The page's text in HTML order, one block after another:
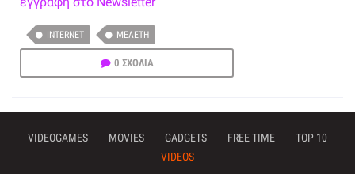
INTERNET ΜΕΛΈΤΗ
0 ΣΧΟΛΙΑ
VIDEOGAMES MOVIES GADGETS FREE TIME
TOP 10
VIDEOS